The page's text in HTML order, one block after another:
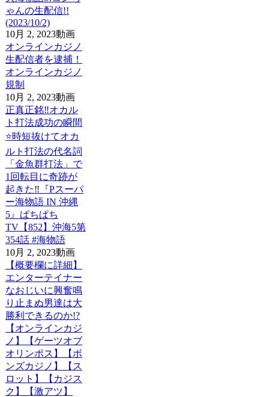
ゃんの生配信!!
(2023/10/2)
10月 2, 2023動画
オンラインカジノ
生配信者を逮捕！
オンラインカジノ
規制
10月 2, 2023動画
正真正銘‼オカル
ト打法成功の瞬間
⭐️時短抜け️てオカ
ルト打法の代名詞
「金魚群打法」で
1回転目に奇跡が
起きた‼️『Pスーパ
ー海物語 IN 沖縄
5』ぱちぱち
TV【852】沖海5第
354話 #海物語
10月 2, 2023動画
【概要欄に詳細】
エンターテイナー
なおじいに興奮鳴
り止まぬ男達は大
勝利できるのか!?
【オンラインカジ
ノ】【ゲーツオブ
オリンポス】【ボ
ンズカジノ】【ス
ロット】【カジス
ク】【激アツ】